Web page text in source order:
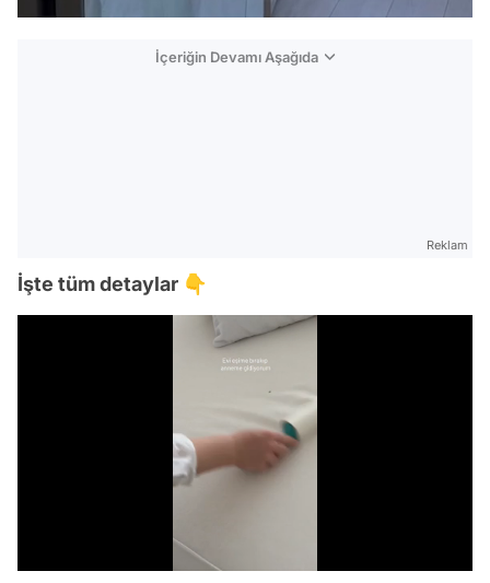
İçeriğin Devamı Aşağıda
Reklam
İşte tüm detaylar 👇